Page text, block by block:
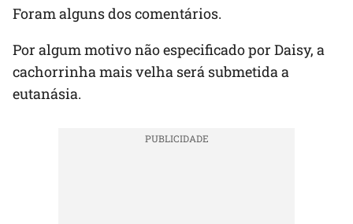
Foram alguns dos comentários.
Por algum motivo não especificado por Daisy, a
cachorrinha mais velha será submetida a
eutanásia.